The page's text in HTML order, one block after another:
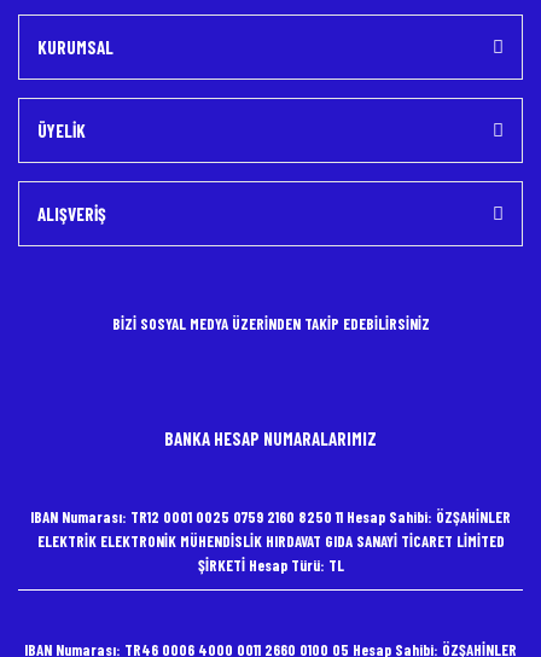
KURUMSAL
ÜYELİK
ALIŞVERİŞ
BİZİ SOSYAL MEDYA ÜZERİNDEN TAKİP EDEBİLİRSİNİZ
BANKA HESAP NUMARALARIMIZ
IBAN Numarası: TR12 0001 0025 0759 2160 8250 11 Hesap Sahibi: ÖZŞAHİNLER
ELEKTRİK ELEKTRONİK MÜHENDİSLİK HIRDAVAT GIDA SANAYİ TİCARET LİMİTED
ŞİRKETİ Hesap Türü: TL
IBAN Numarası: TR46 0006 4000 0011 2660 0100 05 Hesap Sahibi: ÖZŞAHİNLER